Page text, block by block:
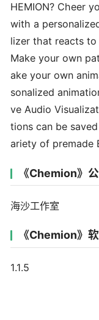
HEMION? Cheer
with a
lizer that reacts to
Make your own
ake your own
sonalized
ve Audio
tions can be
ariety of premade
《Chemion》
海沙工作室
《Chemion》
1.1.5